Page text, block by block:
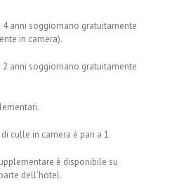
anni soggiornano gratuitamente
in camera).
anni soggiornano gratuitamente
culle in camera è pari a 1.
è disponibile su
dell’hotel.